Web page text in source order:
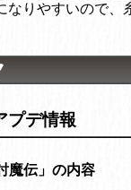
なりやすいので、
プデ情報
魔伝」の内容